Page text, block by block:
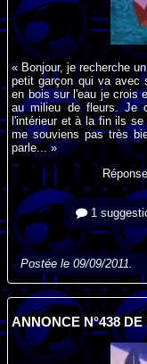
« Bonjour, je recherche
petit garçon qui va avec
en bois sur l'eau je crois
au milieu de fleurs. Je
l'intérieur et à la fin ils
me souviens pas très
parle... »
1
Postée le 09/09/2011.
ANNONCE N°438